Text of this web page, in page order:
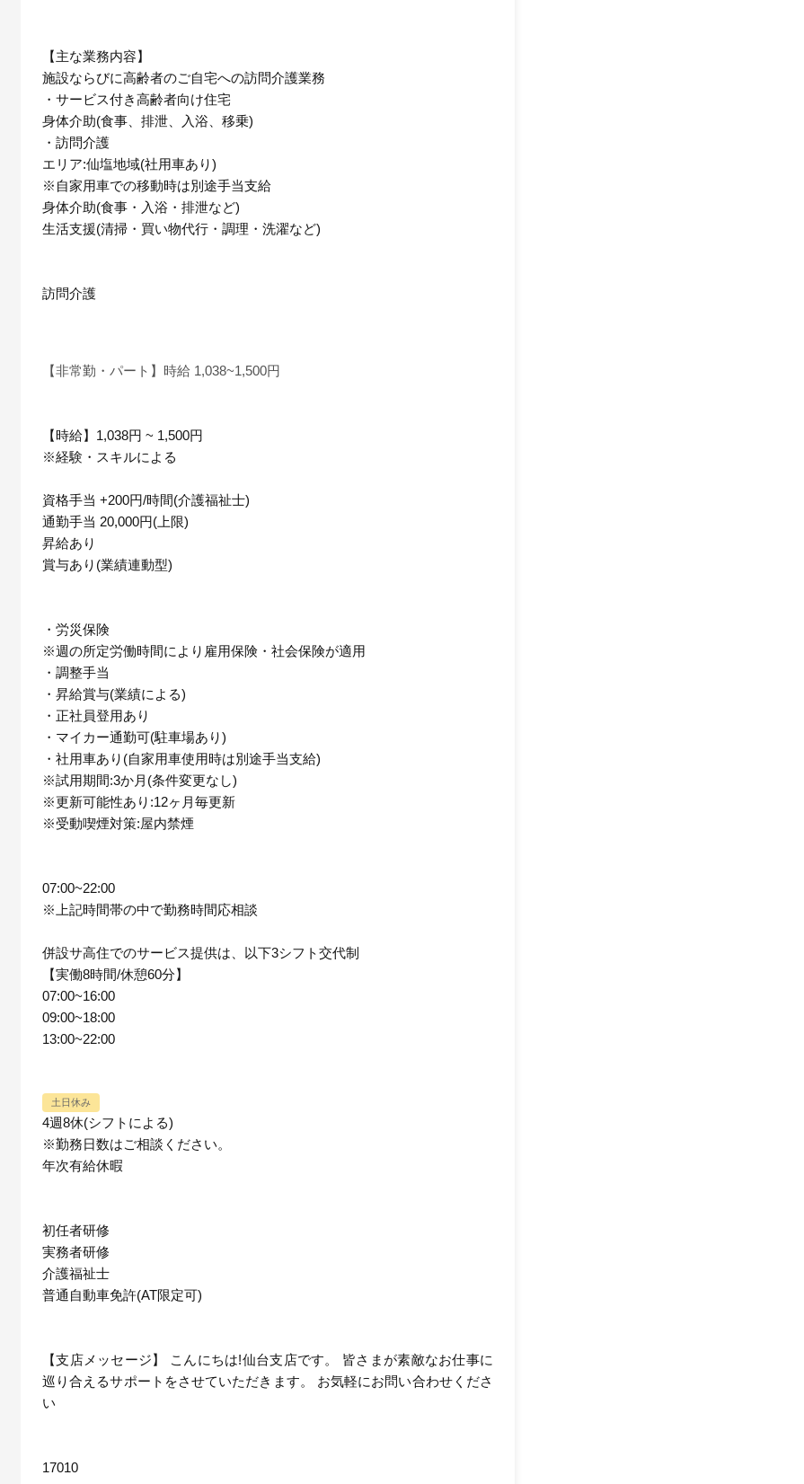
【主な業務内容】
施設ならびに高齢者のご自宅への訪問介護業務
・サービス付き高齢者向け住宅
身体介助(食事、排泄、入浴、移乗)
・訪問介護
エリア:仙塩地域(社用車あり)
※自家用車での移動時は別途手当支給
身体介助(食事・入浴・排泄など)
生活支援(清掃・買い物代行・調理・洗濯など)
訪問介護
【非常勤・パート】時給 1,038~1,500円
【時給】1,038円 ~ 1,500円
※経験・スキルによる
資格手当 +200円/時間(介護福祉士)
通勤手当 20,000円(上限)
昇給あり
賞与あり(業績連動型)
・労災保険
※週の所定労働時間により雇用保険・社会保険が適用
・調整手当
・昇給賞与(業績による)
・正社員登用あり
・マイカー通勤可(駐車場あり)
・社用車あり(自家用車使用時は別途手当支給)
※試用期間:3か月(条件変更なし)
※更新可能性あり:12ヶ月毎更新
※受動喫煙対策:屋内禁煙
07:00~22:00
※上記時間帯の中で勤務時間応相談
併設サ高住でのサービス提供は、以下3シフト交代制
【実働8時間/休憩60分】
07:00~16:00
09:00~18:00
13:00~22:00
土日休み
4週8休(シフトによる)
※勤務日数はご相談ください。
年次有給休暇
初任者研修
実務者研修
介護福祉士
普通自動車免許(AT限定可)
【支店メッセージ】 こんにちは!仙台支店です。 皆さまが素敵なお仕事に
巡り合えるサポートをさせていただきます。 お気軽にお問い合わせくださ
い
17010